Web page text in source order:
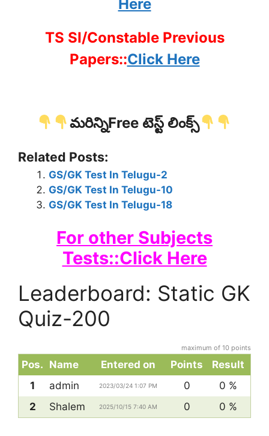
Here
TS SI/Constable Previous
Papers::Click Here
మరిన్నిFree టెస్ట్ లింక్స్
Related Posts:
GS/GK Test In Telugu-2
GS/GK Test In Telugu-10
GS/GK Test In Telugu-18
For other Subjects
Tests::Click Here
Leaderboard: Static GK
Quiz-200
maximum of 10 points
Pos. Name Entered on Points
Result
1
admin 2023/03/24 1:07 PM 0
0 %
2
Shalem 2025/10/15 7:40 AM 0 0 %